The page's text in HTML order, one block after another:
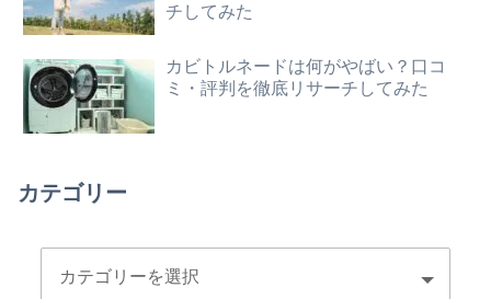
チしてみた
カビトルネードは何がやばい？口コ
ミ・評判を徹底リサーチしてみた
カテゴリー